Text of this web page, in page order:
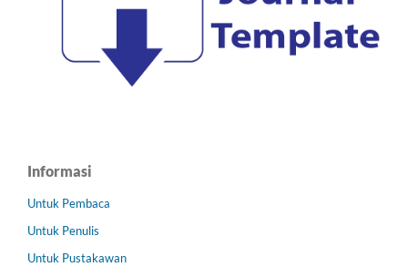
Informasi
Untuk Pembaca
Untuk Penulis
Untuk Pustakawan